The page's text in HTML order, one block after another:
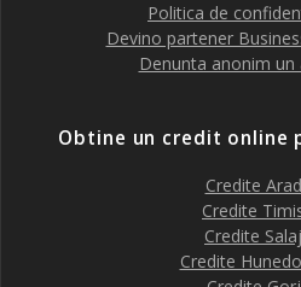
Politica de
Devino partener
Denunta anonim un
Obtine un credit online
Credite Arad
Credite
Credite Salaj
Credite